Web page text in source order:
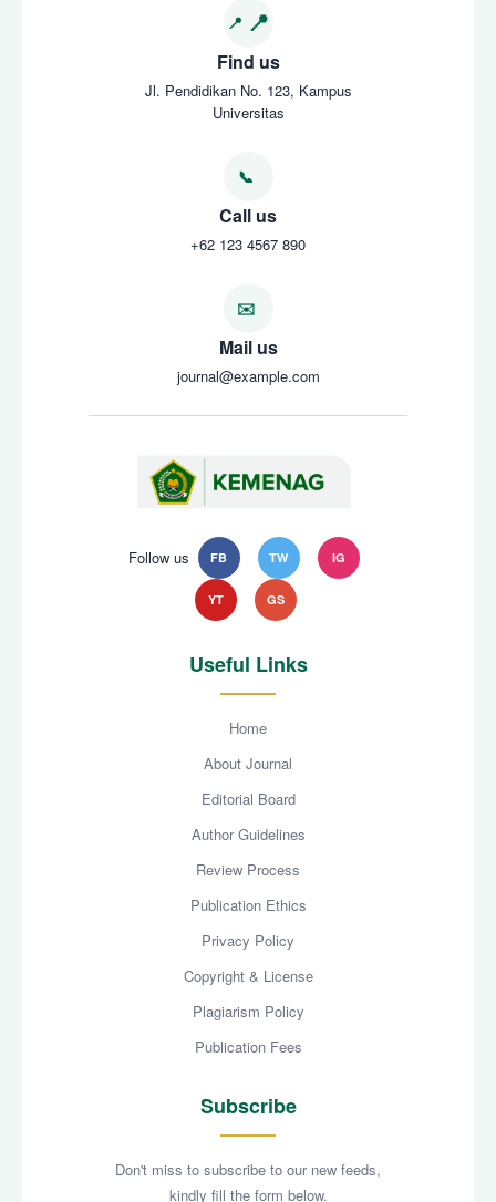
Find us
Jl. Pendidikan No. 123, Kampus
Universitas
Call us
+62 123 4567 890
Mail us
journal@example.com
Follow us FB TW IG
YT GS
Useful Links
Home
About Journal
Editorial Board
Author Guidelines
Review Process
Publication Ethics
Privacy Policy
Copyright & License
Plagiarism Policy
Publication Fees
Subscribe
Don't miss to subscribe to our new feeds,
kindly fill the form below.